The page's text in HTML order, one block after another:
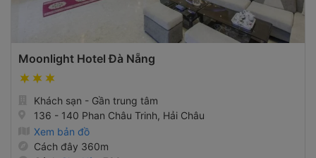
136 - 140 Phan Châu Trinh, Hải Châu
Xem bản đồ
Cách đây 360m
Cách Chợ Hàn700m